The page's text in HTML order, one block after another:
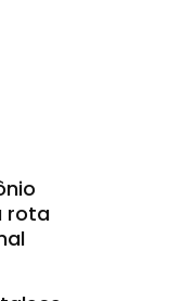
rota